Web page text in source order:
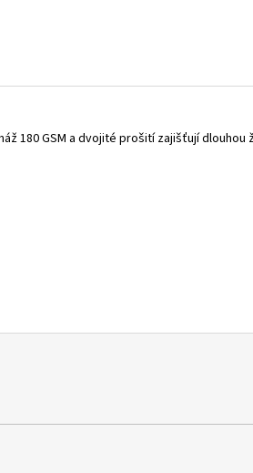
180 GSM a dvojité prošití zajišťují dlouhou